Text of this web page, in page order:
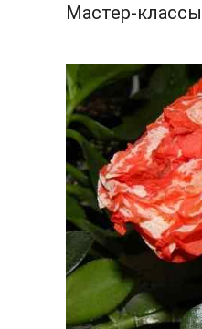
Мастер-